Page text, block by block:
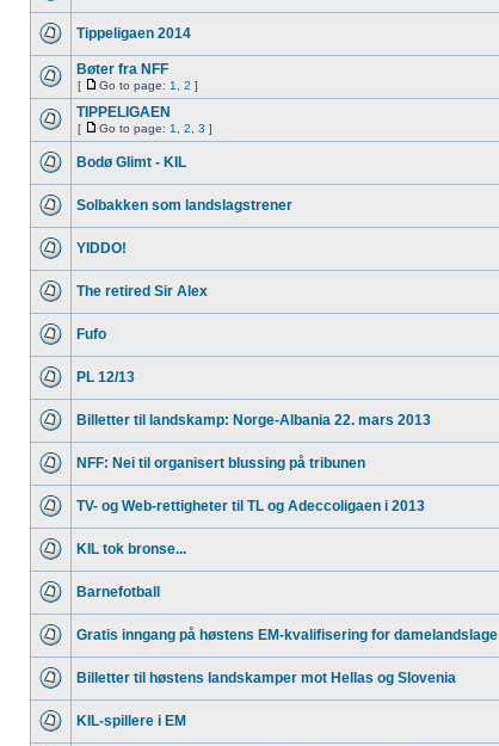
Tippeligaen 2014
Bøter fra NFF
[ Go to page: 1 2 ]
TIPPELIGAEN
[ Go to page: 1 2 3 ]
Bodø Glimt - KIL
Solbakken som landslagstrener
YIDDO!
The retired Sir Alex
Fufo
PL 12/13
Billetter til landskamp: Norge-Albania 22. mars 2013
NFF: Nei til organisert blussing på tribunen
TV- og Web-rettigheter til TL og Adeccoligaen i 2013
KIL tok bronse...
Barnefotball
Gratis inngang på høstens EM-kvalifisering for damelandslage
Billetter til høstens landskamper mot Hellas og Slovenia
KIL-spillere i EM